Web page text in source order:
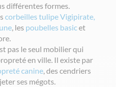
différentes formes.
corbeilles tulipe Vigipirate,
, les poubelles basicet
pas le seul mobilier qui
en ville. Il existe par
canine, des cendriers
ses mégots.